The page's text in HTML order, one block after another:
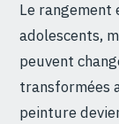
Le rangement
adolescents,
peuvent
transformées
peinture